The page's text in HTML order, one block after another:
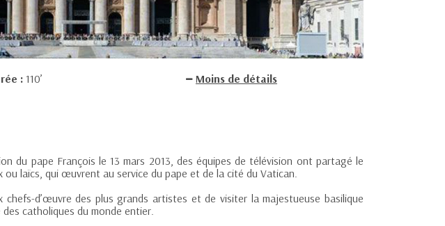
: 110’
Moins de détails
du pape François le 13 mars 2013, des équipes de télévision ont partagé le
ou laïcs, qui œuvrent au service du pape et de la cité du Vatican.
chefs-d’œuvre des plus grands artistes et de visiter la majestueuse basilique
catholiques du monde entier.